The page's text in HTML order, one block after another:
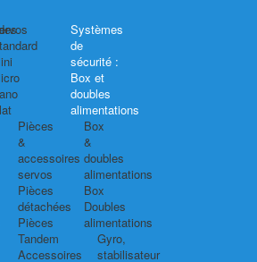
Pièces
&
accessoires
servos
Pièces
détachées
Pièces
Tandem
Accessoires
Systèmes
de
sécurité :
Box et
doubles
alimentations
Box
&
doubles
alimentations
Box
Doubles
alimentations
Gyro,
stabilisateur